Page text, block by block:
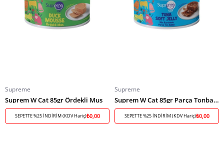
Supreme
Suprem W Cat 85gr Ördekli Mus
SEPETTE %25 İNDİRİM (KDV Hariç)₺0,00
Supreme
Suprem W Cat 85gr Parça Tonbalık-Jöle
SEPETTE %25 İNDİRİM (KDV Hariç)₺0,00